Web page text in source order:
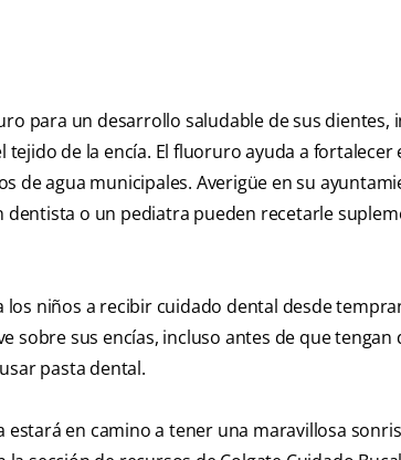
para un desarrollo saludable de sus
de la encía. El fluoruro ayuda a
de agua municipales. Averigüe en su
dentista o un pediatra pueden recetarle
los niños a recibir cuidado dental desde
sobre sus encías, incluso antes de que tengan
pasta dental.
estará en camino a tener una maravillosa